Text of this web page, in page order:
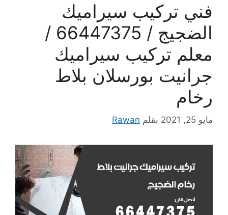
فني تركيب سيراميك
الضجيج / 66447375 /
معلم تركيب سيراميك
جرانيت بورسلان بلاط
رخام
مايو 25, 2021 بقلم Rawan